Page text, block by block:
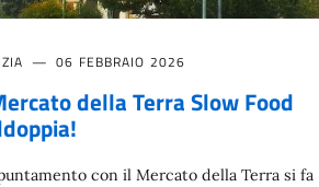
06 FEBBRAIO 2026
della Terra Slow Food
con il Mercato della Terra si fa